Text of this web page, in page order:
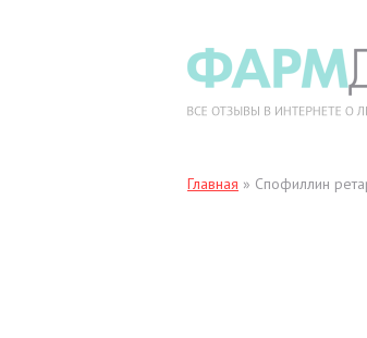
Главная » Спофиллин